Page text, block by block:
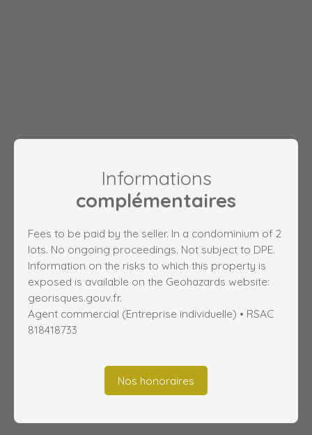
Informations
complémentaires
Fees to be paid by the seller. In a condominium of 2
lots. No ongoing proceedings. Not subject to DPE.
Information on the risks to which this property is
exposed is available on the Geohazards website:
georisques.gouv.fr.
Agent commercial (Entreprise individuelle) • RSAC
818418733
Nos honoraires